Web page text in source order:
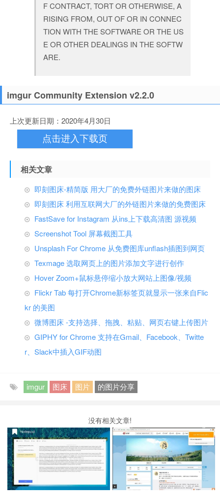
F CONTRACT, TORT OR OTHERWISE, A
RISING FROM, OUT OF OR IN CONNEC
TION WITH THE SOFTWARE OR THE US
E OR OTHER DEALINGS IN THE SOFTW
ARE.
imgur Community Extension v2.2.0
上次更新日期：2020年4月30日
点击进入下载页
相关文章
即刻图床-精简版 用大厂的免费外链图片来做的图床
即刻图床 利用互联网大厂的外链图片来做的免费图床
FastSave for Instagram 从ins上下载高清图 源视频
Screenshot Tool 屏幕截图工具
Unsplash For Chrome 从免费图库unflash插图到网页
Texmage 选取网页上的图片添加文字进行创作
Hover Zoom+鼠标悬停缩小放大网站上图像/视频
Flickr Tab 每打开Chrome新标签页就显示一张来自Flic
kr 的美图
微博图床 -支持选择、拖拽、粘贴、网页右键上传图片
GIPHY for Chrome 支持在Gmail、Facebook、Twitte
r、Slack中插入GIF动图
imgur 图床 图片 的图片分享
没有相关文章!